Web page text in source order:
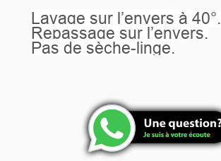
Lavage sur l’envers à 40°.
Repassage sur l’envers.
Pas de sèche-linge.